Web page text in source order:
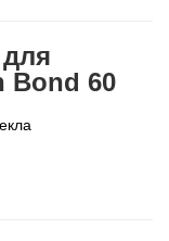
Bond 60